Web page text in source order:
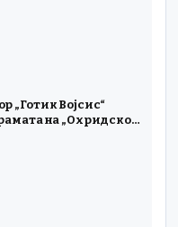
„Готик Војсис“
на „Охридско